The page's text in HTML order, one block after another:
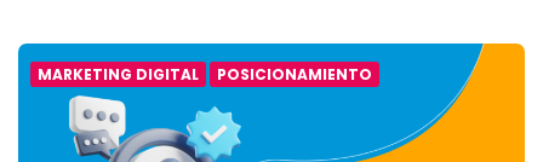
MARKETING DIGITAL POSICIONAMIENTO